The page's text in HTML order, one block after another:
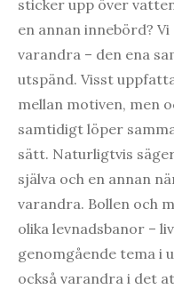
sticker upp över
en annan innebörd?
varandra – den ena
utspänd. Visst
mellan motiven, men
samtidigt löper
sätt. Naturligtvis
själva och en annan
varandra. Bollen och
olika levnadsbanor –
genomgående tema i
också varandra i det